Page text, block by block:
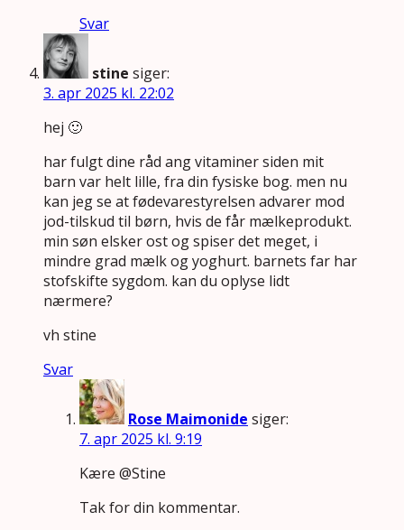
Svar
stine siger:
3. apr 2025 kl. 22:02
hej 🙂
har fulgt dine råd ang vitaminer siden mit
barn var helt lille, fra din fysiske bog. men nu
kan jeg se at fødevarestyrelsen advarer mod
jod-tilskud til børn, hvis de får mælkeprodukt.
min søn elsker ost og spiser det meget, i
mindre grad mælk og yoghurt. barnets far har
stofskifte sygdom. kan du oplyse lidt
nærmere?
vh stine
Svar
Rose Maimonide siger:
7. apr 2025 kl. 9:19
Kære @Stine
Tak for din kommentar.